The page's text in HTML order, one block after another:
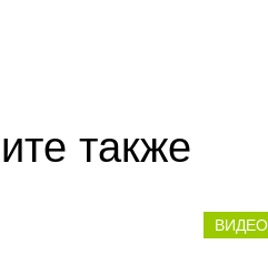
также
ВИДЕО